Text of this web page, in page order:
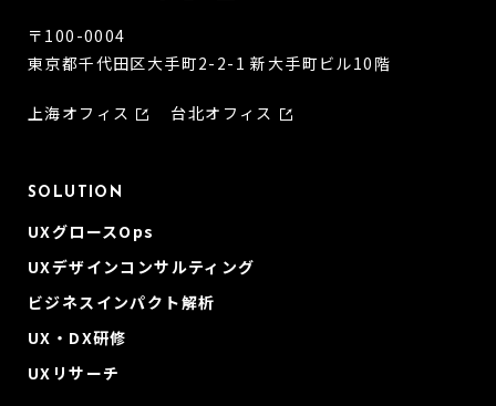
〒100-0004
東京都千代田区大手町2-2-1 新大手町ビル10階
上海オフィス 台北オフィス
SOLUTION
UXグロースOps
UXデザインコンサルティング
ビジネスインパクト解析
UX・DX研修
UXリサーチ